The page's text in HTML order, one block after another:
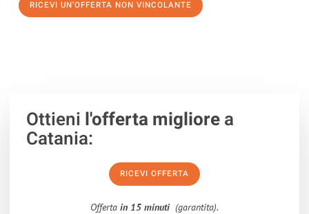
RICEVI UN'OFFERTA NON VINCOLANTE
Ottieni l'offerta migliorea
Catania:
RICEVI OFFERTA
Offerta in 15 minuti (garantita).